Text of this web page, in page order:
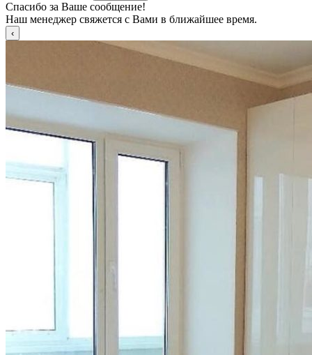
Спасибо за Ваше сообщение!
Наш менеджер свяжется с Вами в ближайшее время.